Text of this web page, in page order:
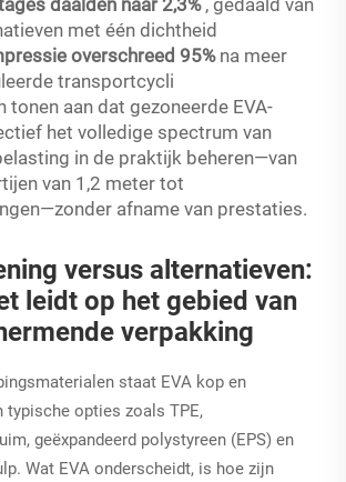
met één dichtheid
overschreed 95% na meer
transportcycli
tonen aan dat gezoneerde EVA-
het volledige spectrum van
in de praktijk beheren—van
van 1,2 meter tot
afname van prestaties.
versus alternatieven:
leidt op het gebied van
verpakking
staat EVA kop en
typische opties zoals TPE,
geëxpandeerd polystyreen (EPS) en
Wat EVA onderscheidt, is hoe zijn